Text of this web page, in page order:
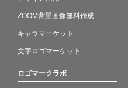
ZOOM背景画像無料作成
キャラマーケット
文字ロゴマーケット
ロゴマークラボ